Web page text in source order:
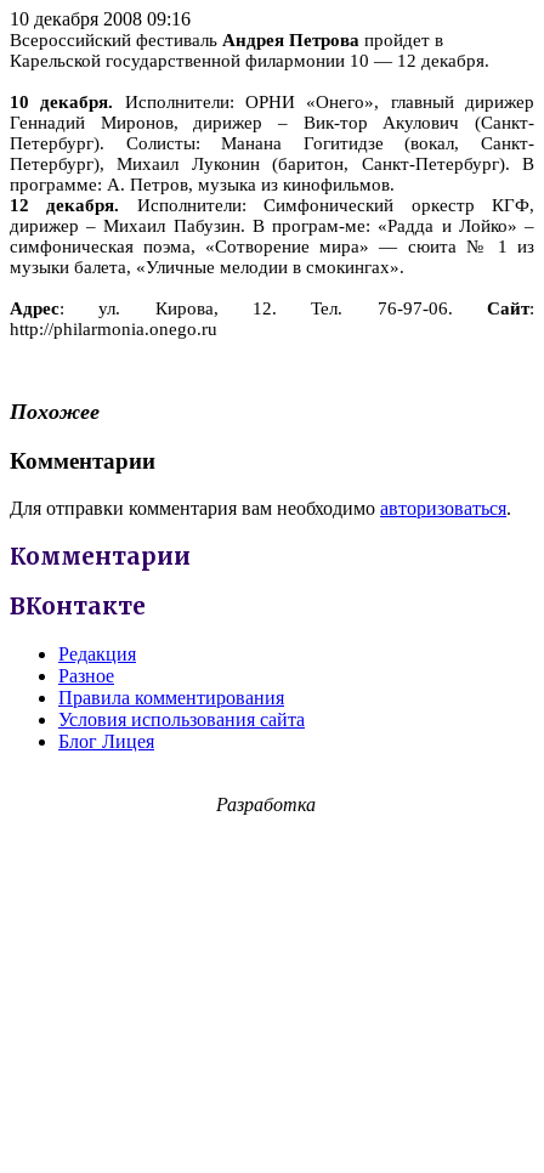
10 декабря 2008 09:16
Всероссийский фестиваль Андрея Петрова пройдет в
Карельской государственной филармонии 10 — 12 декабря.
10 декабря. Исполнители: ОРНИ «Онего», главный дирижер
Геннадий Миронов, дирижер – Вик-тор Акулович (Санкт-
Петербург). Солисты: Манана Гогитидзе (вокал, Санкт-
Петербург), Михаил Луконин (баритон, Санкт-Петербург). В
программе: А. Петров, музыка из кинофильмов.
12 декабря. Исполнители: Симфонический оркестр КГФ,
дирижер – Михаил Пабузин. В програм-ме: «Радда и Лойко» –
симфоническая поэма, «Сотворение мира» — сюита № 1 из
музыки балета, «Уличные мелодии в смокингах».
Адрес: ул. Кирова, 12. Тел. 76-97-06. Сайт:
http://philarmonia.onego.ru
Похожее
Комментарии
Для отправки комментария вам необходимо авторизоваться.
Комментарии
ВКонтакте
Редакция
Разное
Правила комментирования
Условия использования сайта
Блог Лицея
Разработка